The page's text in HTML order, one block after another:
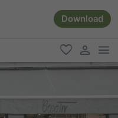
Download
favorit
user link